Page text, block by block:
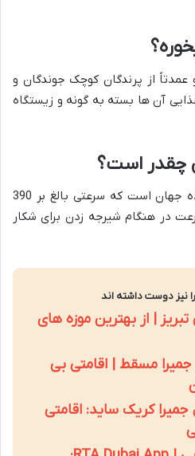
از پرندگان کوچک جوندگان و
آن ها بسته به گونه و زیستگاه
چقدر است؟
شاهین بحری سریع ترین پرنده جهان است که سرعتی بالغ بر 390
در هنگام شیرجه زدن برای شکار
نیز دوست داشته اند
| از بهترین موزه های
مسقط | اقامتی بی
جمیرا کریک ساید: اقامتی